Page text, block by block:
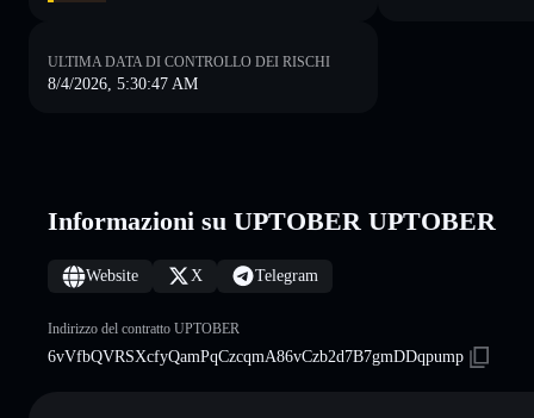
ULTIMA DATA DI CONTROLLO DEI RISCHI
8/4/2026, 5:30:47 AM
Informazioni su UPTOBER UPTOBER
Website X Telegram
Indirizzo del contratto UPTOBER
6vVfbQVRSXcfyQamPqCzcqmA86vCzb2d7B7gmDDqpump